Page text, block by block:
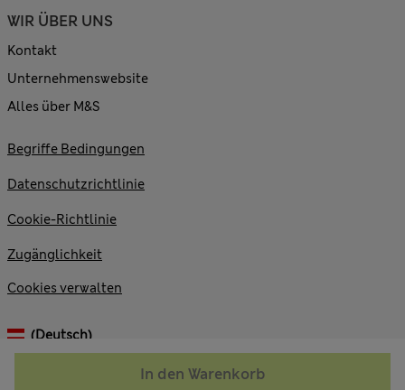
In den Warenkorb
WIR ÜBER UNS
Kontakt
Unternehmenswebsite
Alles über M&S
Begriffe Bedingungen
Datenschutzrichtlinie
Cookie-Richtlinie
Zugänglichkeit
Cookies verwalten
(Deutsch)